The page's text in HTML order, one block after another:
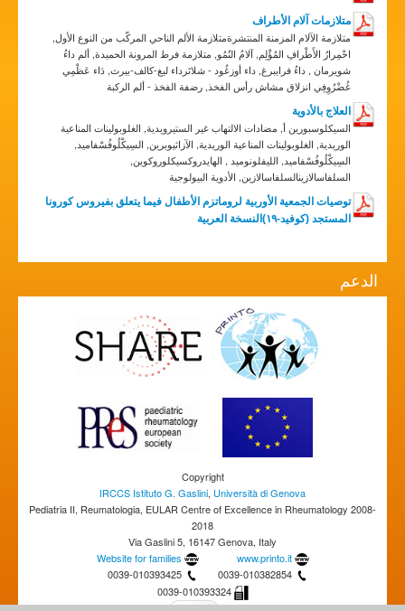
متلازمات آلام الأطراف
متلازمة الآلام المزمنة المنتشرةمتلازمة الألم الناحي المركّب من النوع الأول,
احْمِرارُ الأَطْرافِ المُؤْلِم, آلامُ النُمُو, متلازمة فرط المرونة الحميدة, ألم داءُ
شويرمان , داءُ فرايبرغ, داء أوزغُود - شلاتَرداء ليغ-كالف-بيرث, دَاء عَظْمِي
غُضْرُوِفِي انزلاق مشاش رأس الفخذ, رضفة الفخذ - ألم الركبة
العلاج بالأدوية
السيكلوسبورين أ, مضادات الالتهاب غير الستيرويدية, الغلوبولينات المناعية
الوريدية, الغلوبولينات المناعية الوريدية, الآزاثيوبرين, السِيكْلُوفُسْفاميد,
السِيكْلُوفُسْفاميد, الليفلونوميد , الهايدروكسيكلوروكوين,
السلفاسالازينالسلفاسالازين, الأدوية البيولوجية
توصيات الجمعية الأوربية لروماتزم الأطفال فيما يتعلق بفيروس كورونا
المستجد (كوفيد-١٩)النسخة العربية
الدعم
Copyright
IRCCS Istituto G. Gaslini, Università di Genova
Pediatria II, Reumatologia, EULAR Centre of Excellence in Rheumatology 2008-
2018
Via Gaslini 5, 16147 Genova, Italy
www.printo.it
Website for families
0039-010382854
0039-010393425
0039-010393324